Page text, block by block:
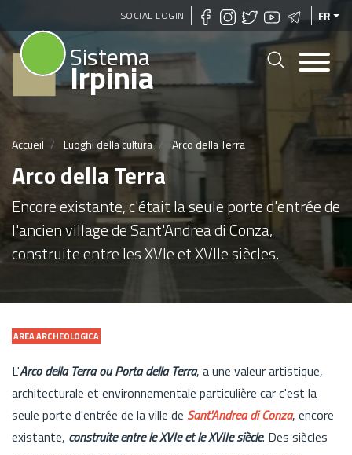
Aller
au
contenu
principal
SOCIAL LOGIN FR
Sistema
Irpinia
Accueil Luoghi della cultura Arco della Terra
Arco della Terra
Encore existante, c'était la seule porte d'entrée de
l'ancien village de Sant'Andrea di Conza,
construite entre les XVIe et XVIIe siècles.
AREA ARCHEOLOGICA
L'Arco della Terra ou Porta della Terra, a une valeur artistique,
architecturale et environnementale particulière car c'est la
seule porte d'entrée de la ville de Sant'Andrea di Conza, encore
existante, construite entre le XVIe et le XVIIe siècle. Des siècles